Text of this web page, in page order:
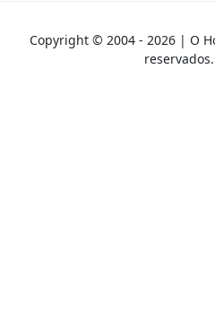
Copyright © 2004 - 2026 | O
reservados.